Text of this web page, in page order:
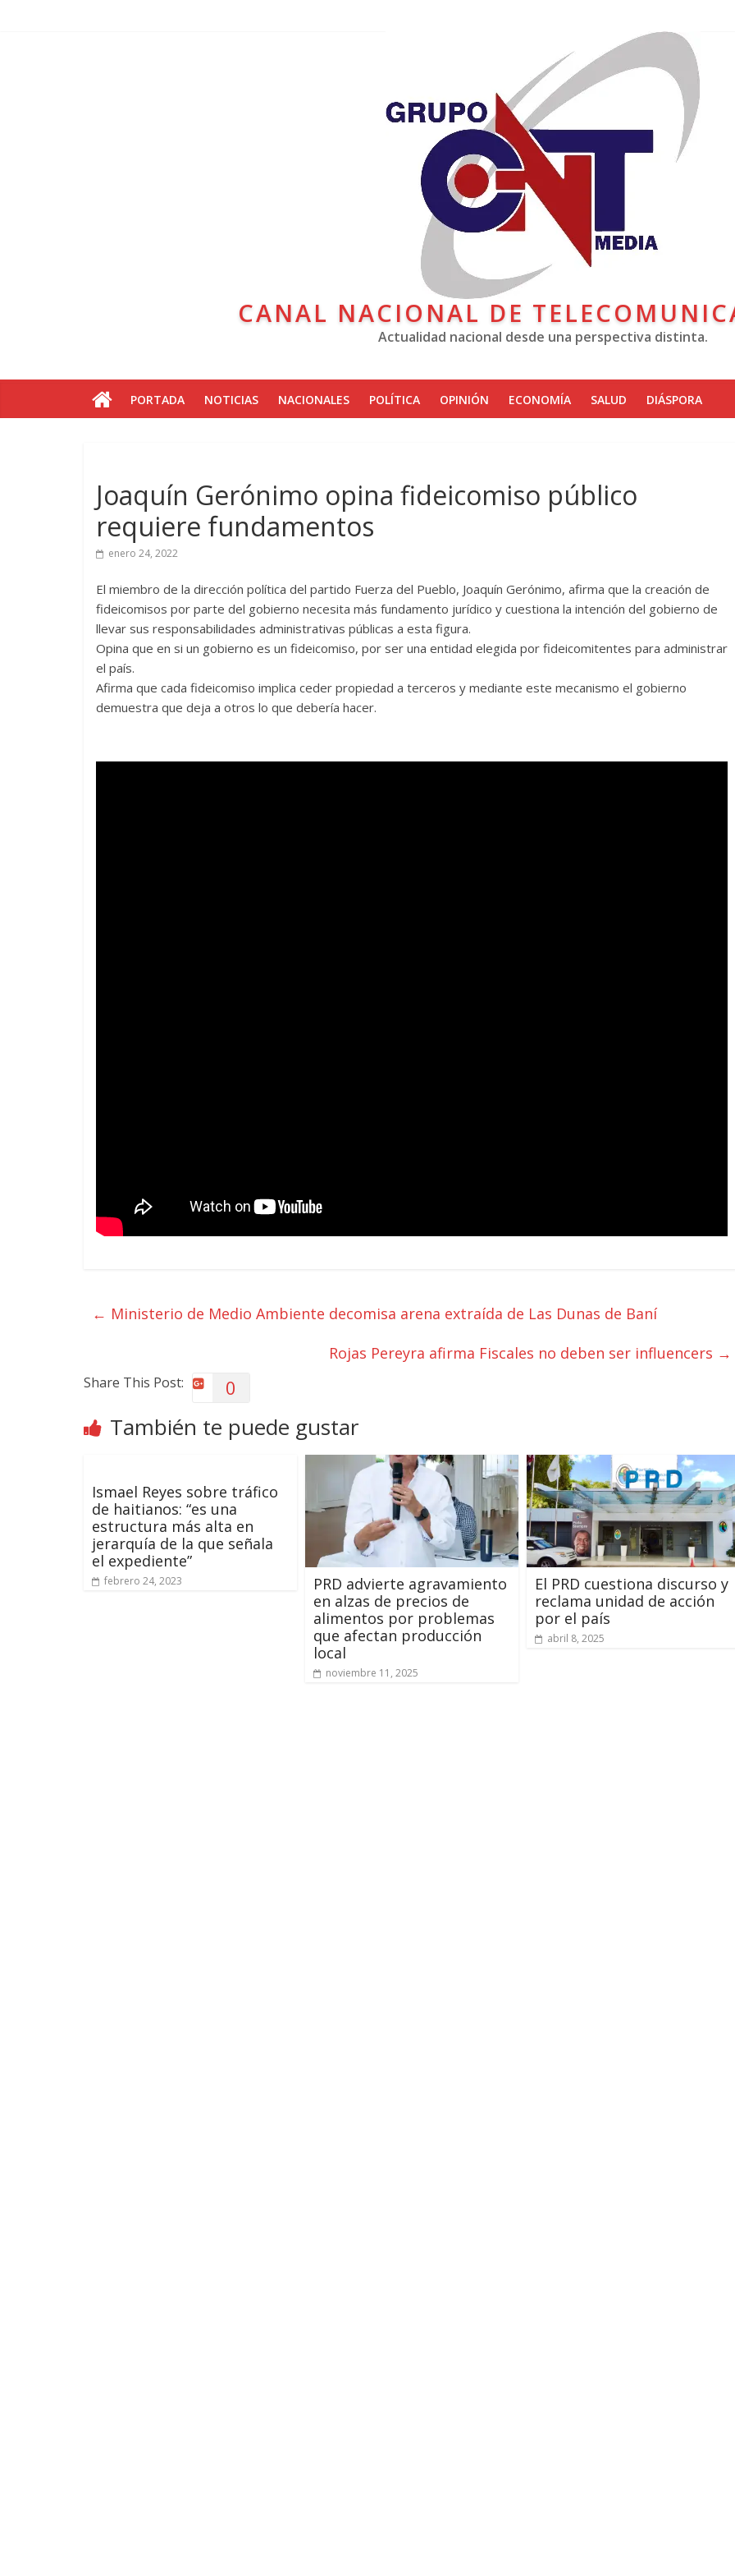
CANAL NACIONAL DE
Actualidad nacional desde una perspectiva distinta.
PORTADA NOTICIAS NACIONALES POLÍTICA OPINIÓN ECONOMÍA SALUD DIÁSPORA
Joaquín Gerónimo opina fideicomiso público
requiere fundamentos
enero 24, 2022
El miembro de la dirección política del partido Fuerza del Pueblo, Joaquín Gerónimo, afirma que la creación de
fideicomisos por parte del gobierno necesita más fundamento jurídico y cuestiona la intención del gobierno de
llevar sus responsabilidades administrativas públicas a esta figura.
Opina que en si un gobierno es un fideicomiso, por ser una entidad elegida por fideicomitentes para administrar
el país.
Afirma que cada fideicomiso implica ceder propiedad a terceros y mediante este mecanismo el gobierno
demuestra que deja a otros lo que debería hacer.
← Ministerio de Medio Ambiente decomisa arena extraída de Las Dunas de Baní
Rojas Pereyra afirma Fiscales no deben ser influencers →
Share This Post: 0
También te puede gustar
Ismael Reyes sobre tráfico
de haitianos: “es una
estructura más alta en
jerarquía de la que señala
el expediente”
febrero 24, 2023
PRD advierte agravamiento
en alzas de precios de
alimentos por problemas
que afectan producción
local
noviembre 11, 2025
El PRD cuestiona discurso y
reclama unidad de acción
por el país
abril 8, 2025